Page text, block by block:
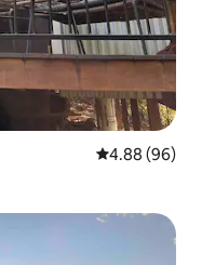
Calificación
4.88 (96)